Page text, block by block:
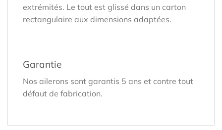
extrémités. Le tout est glissé dans un carton
rectangulaire aux dimensions adaptées.
Garantie
Nos ailerons sont garantis 5 ans et contre tout
défaut de fabrication.